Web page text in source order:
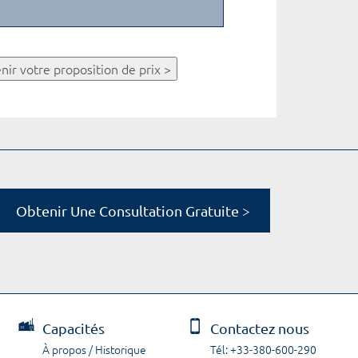
votre proposition de prix >
Obtenir Une Consultation Gratuite >
Capacités
À propos / Historique
Contactez nous
Tél: +33-380-600-290